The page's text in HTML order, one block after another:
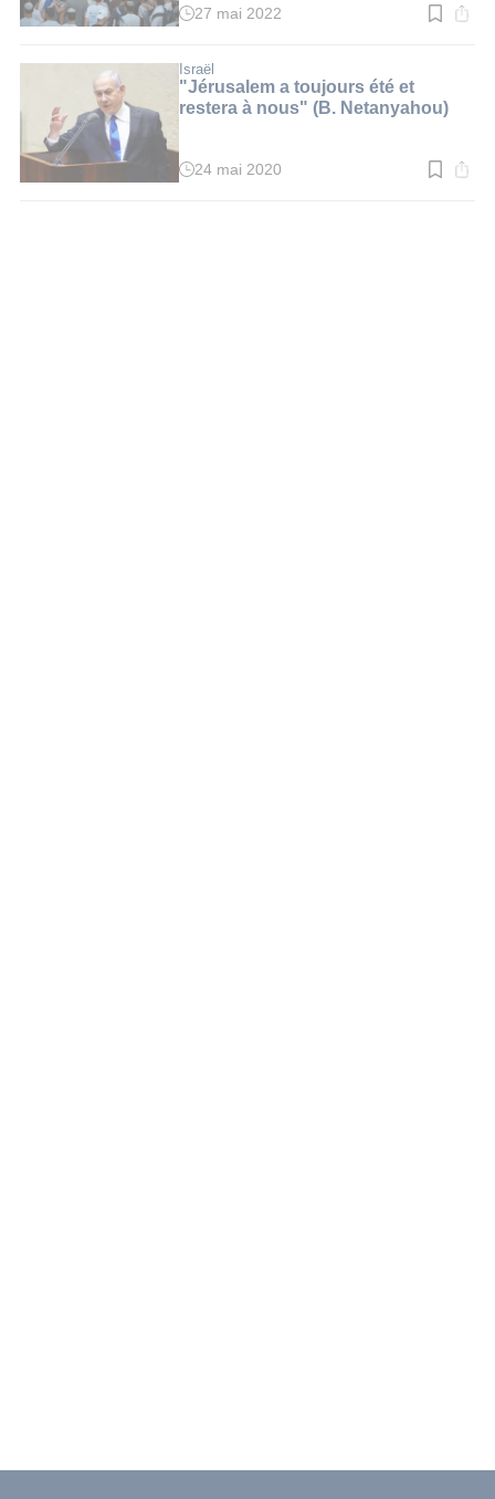
Temps
:
3
min.
27 mai 2022
Israël
"Jérusalem a toujours été et
restera à nous" (B. Netanyahou)
Temps
24 mai 2020